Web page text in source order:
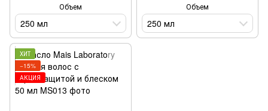
Объем
250 мл
Объем
250 мл
ХИТ
−15%
АКЦИЯ